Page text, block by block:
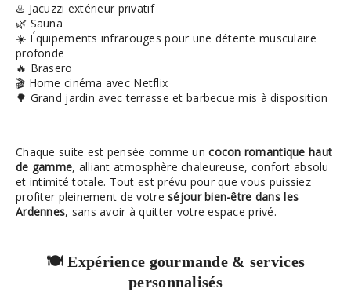
♨️ Jacuzzi extérieur privatif
🌿 Sauna
☀️ Équipements infrarouges pour une détente musculaire
profonde
🔥 Brasero
🎬 Home cinéma avec Netflix
🌳 Grand jardin avec terrasse et barbecue mis à disposition
Chaque suite est pensée comme uncocon romantique haut
de gamme, alliant atmosphère chaleureuse, confort absolu
et intimité totale. Tout est prévu pour que vous puissiez
profiter pleinement de votreséjour bien-être dans les
Ardennes, sans avoir à quitter votre espace privé.
🍽️ Expérience gourmande & services
personnalisés